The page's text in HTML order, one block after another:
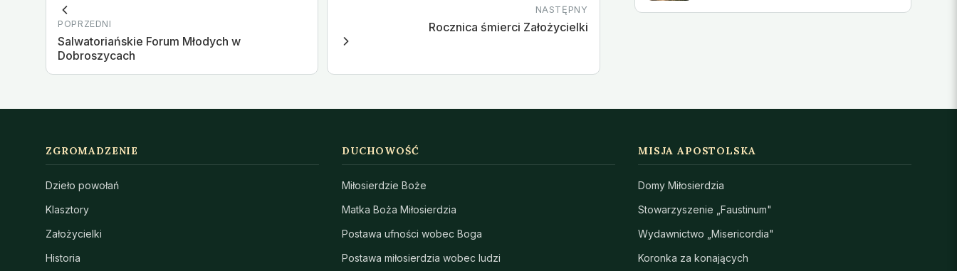
POPRZEDNI
Salwatoriańskie Forum Młodych w
Dobroszycach
NASTĘPNY
Rocznica śmierci Założycielki
ZGROMADZENIE
Dzieło powołań
Klasztory
Założycielki
Historia
DUCHOWOŚĆ
Miłosierdzie Boże
Matka Boża Miłosierdzia
Postawa ufności wobec Boga
Postawa miłosierdzia wobec ludzi
MISJA APOSTOLSKA
Domy Miłosierdzia
Stowarzyszenie „Faustinum"
Wydawnictwo „Misericordia"
Koronka za konających